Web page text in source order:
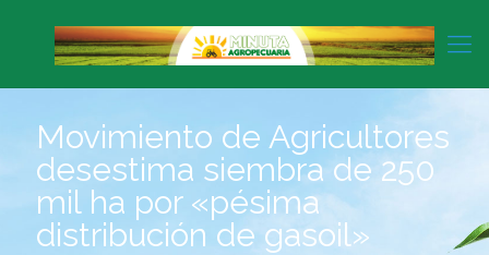
Movimiento de Agricultores
desestima siembra de 250
mil ha por «pésima
distribución de gasoil»